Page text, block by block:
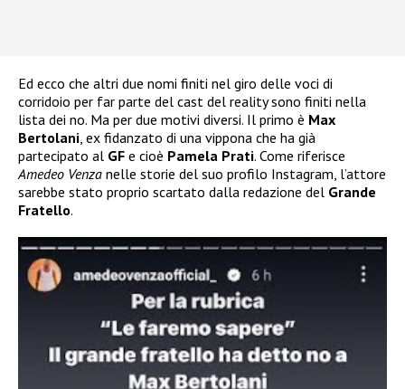
Ed ecco che altri due nomi finiti nel giro delle voci di
corridoio per far parte del cast del reality sono finiti nella
lista dei no. Ma per due motivi diversi. Il primo è Max
Bertolani , ex fidanzato di una vippona che ha già
partecipato al GF e cioè Pamela Prati. Come riferisce
Amedeo Venza nelle storie del suo profilo Instagram, l’attore
sarebbe stato proprio scartato dalla redazione del Grande
Fratello.